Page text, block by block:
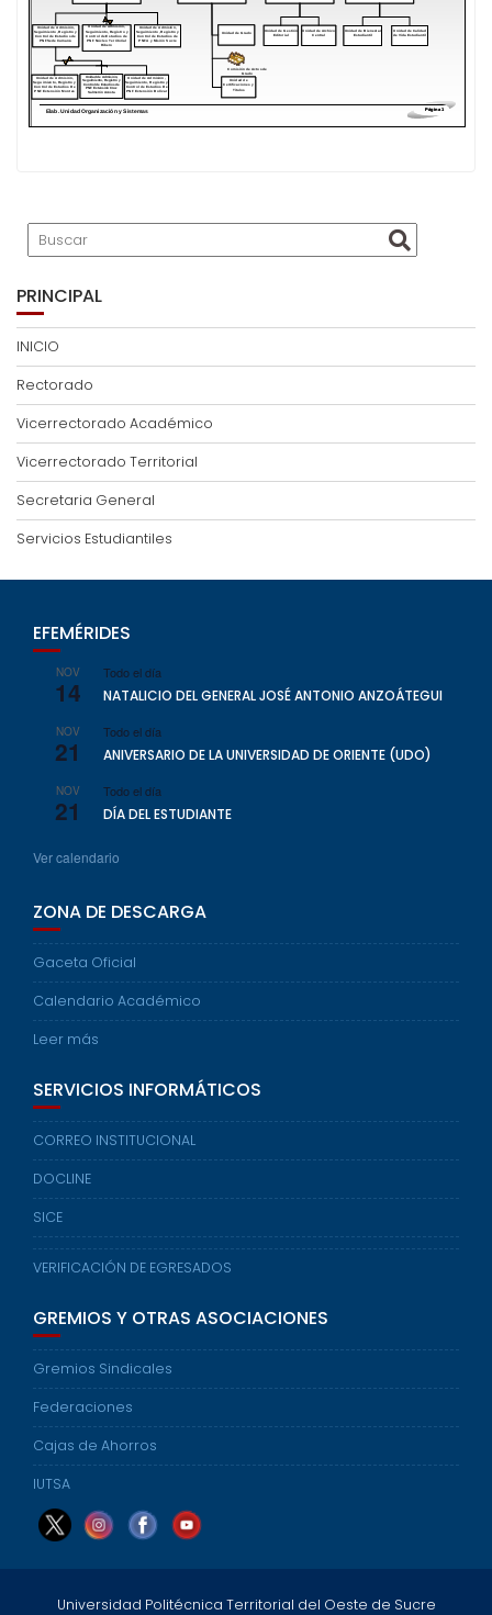
PRINCIPAL
INICIO
Rectorado
Vicerrectorado Académico
Vicerrectorado Territorial
Secretaria General
Servicios Estudiantiles
EFEMÉRIDES
NOV
14
Todo el día
NATALICIO DEL GENERAL JOSÉ ANTONIO ANZOÁTEGUI
NOV
21
Todo el día
ANIVERSARIO DE LA UNIVERSIDAD DE ORIENTE (UDO)
NOV
21
Todo el día
DÍA DEL ESTUDIANTE
Ver calendario
ZONA DE DESCARGA
Gaceta Oficial
Calendario Académico
Leer más
SERVICIOS INFORMÁTICOS
CORREO INSTITUCIONAL
DOCLINE
SICE
VERIFICACIÓN DE EGRESADOS
GREMIOS Y OTRAS ASOCIACIONES
Gremios Sindicales
Federaciones
Cajas de Ahorros
IUTSA
Universidad Politécnica Territorial del Oeste de Sucre